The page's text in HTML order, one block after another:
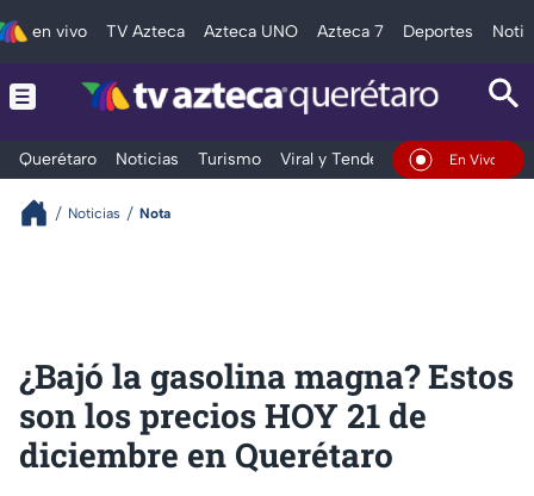
en vivo TV Azteca Azteca UNO Azteca 7 Deportes
Querétaro Noticias Turismo Viral y Tendencia Clima
En Vivo
Noticias Nota
¿Bajó la gasolina magna? Estos
son los precios HOY 21 de
diciembre en Querétaro